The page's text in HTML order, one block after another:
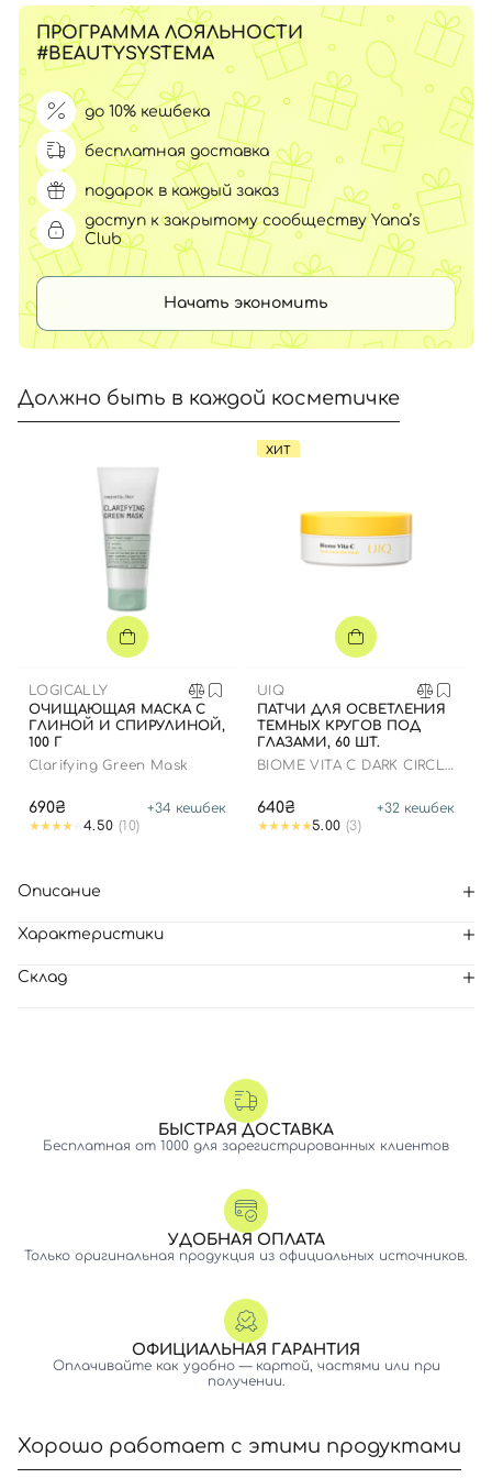
ПРОГРАММА ЛОЯЛЬНОСТИ
#BEAUTYSYSTEMA
до 10% кешбека
бесплатная доставка
подарок в каждый заказ
доступ к закрытому сообществу Yana’s
Club
Начать экономить
Должно быть в каждой косметичке
LOGICALLY
ОЧИЩАЮЩАЯ МАСКА С
ГЛИНОЙ И СПИРУЛИНОЙ,
100 Г
Clarifying Green Mask
690₴ +34 кешбек
4.50 (10)
ХИТ
UIQ
ПАТЧИ ДЛЯ ОСВЕТЛЕНИЯ
ТЕМНЫХ КРУГОВ ПОД
ГЛАЗАМИ, 60 ШТ.
BIOME VITA C DARK CIRCLE
640₴ +32 кешбек
5.00 (3)
Описание
Характеристики
Склад
БЫСТРАЯ ДОСТАВКА
Бесплатная от 1000 для зарегистрированных клиентов
УДОБНАЯ ОПЛАТА
Только оригинальная продукция из официальных источников.
ОФИЦИАЛЬНАЯ ГАРАНТИЯ
Оплачивайте как удобно — картой, частями или при
получении.
Хорошо работает с этими продуктами